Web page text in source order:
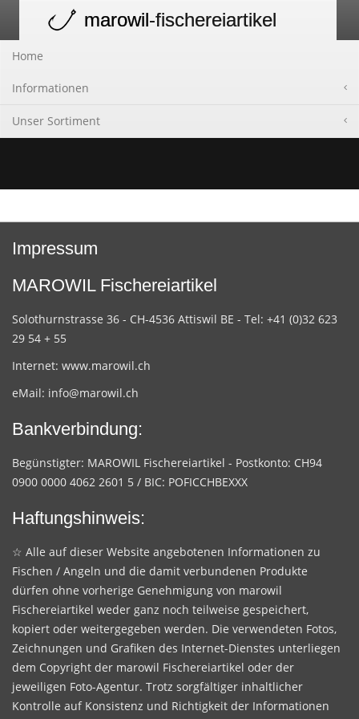
navigation
marowil-fischereiartikel
Home
Informationen
Unser Sortiment
Impressum
MAROWIL Fischereiartikel
Solothurnstrasse 36 - CH-4536 Attiswil BE - Tel: +41 (0)32 623
29 54 + 55
Internet: www.marowil.ch
eMail: info@marowil.ch
Bankverbindung:
Begünstigter: MAROWIL Fischereiartikel - Postkonto: CH94
0900 0000 4062 2601 5 / BIC: POFICCHBEXXX
Haftungshinweis:
☆ Alle auf dieser Website angebotenen Informationen zu
Fischen / Angeln und die damit verbundenen Produkte
dürfen ohne vorherige Genehmigung von marowil
Fischereiartikel weder ganz noch teilweise gespeichert,
kopiert oder weitergegeben werden. Die verwendeten Fotos,
Zeichnungen und Grafiken des Internet-Dienstes unterliegen
dem Copyright der marowil Fischereiartikel oder der
jeweiligen Foto-Agentur. Trotz sorgfältiger inhaltlicher
Kontrolle auf Konsistenz und Richtigkeit der Informationen